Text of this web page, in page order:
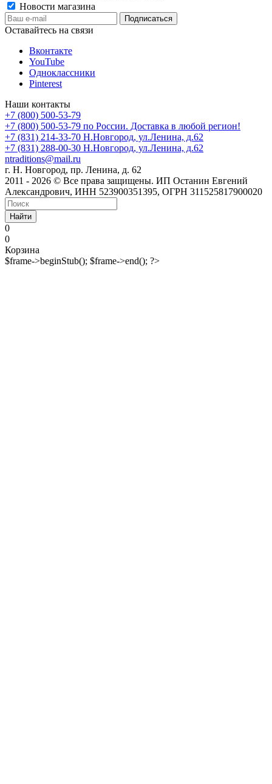
Новости магазина
Оставайтесь на связи
Вконтакте
YouTube
Одноклассники
Pinterest
Наши контакты
+7 (800) 500-53-79
+7 (800) 500-53-79 по России. Доставка в любой регион!
+7 (831) 214-33-70 Н.Новгород, ул.Ленина, д.62
+7 (831) 288-00-30 Н.Новгород, ул.Ленина, д.62
ntraditions@mail.ru
г. Н. Новгород, пр. Ленина, д. 62
2011 - 2026 © Все права защищены. ИП Останин Евгений
Александрович, ИНН 523900351395, ОГРН 311525817900020
Найти
0
0
Корзина
$frame->beginStub(); $frame->end(); ?>